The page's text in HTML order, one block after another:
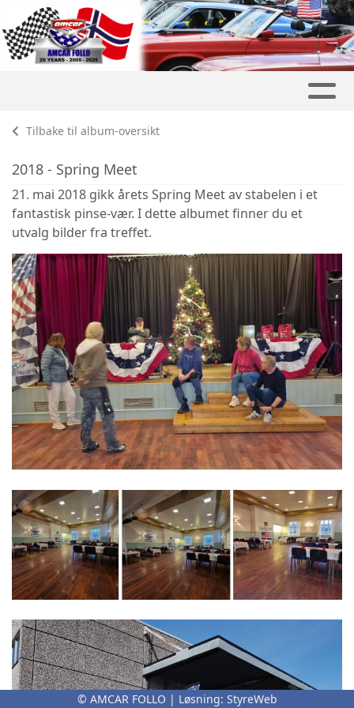
Tilbake til album-oversikt
2018 - Spring Meet
21. mai 2018 gikk årets Spring Meet av stabelen i et
fantastisk pinse-vær. I dette albumet finner du et
utvalg bilder fra treffet.
© AMCAR FOLLO | Løsning: StyreWeb